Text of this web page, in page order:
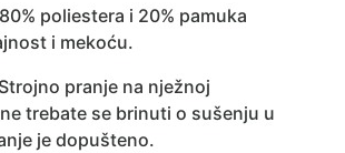
poliestera i 20% pamuka
i mekoću.
pranje na nježnoj
trebate se brinuti o sušenju u
je dopušteno.